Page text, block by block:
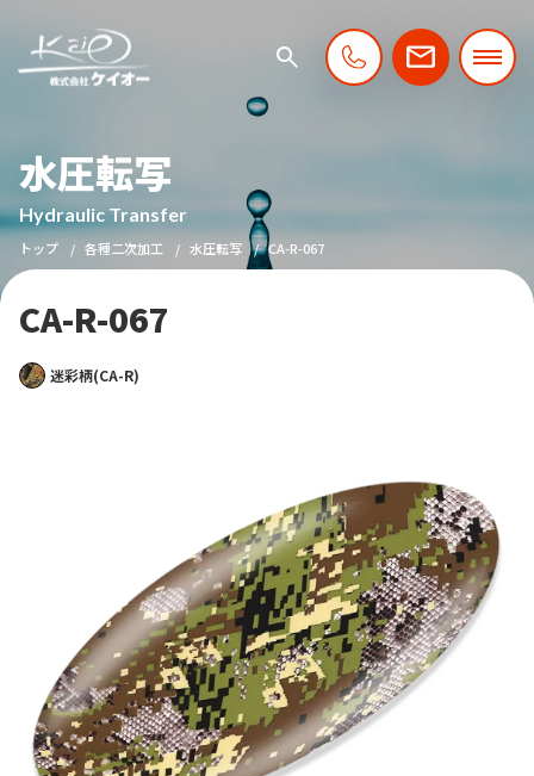
水圧転写
Hydraulic Transfer
トップ 各種二次加工 水圧転写 CA-R-067
CA-R-067
迷彩柄(CA-R)